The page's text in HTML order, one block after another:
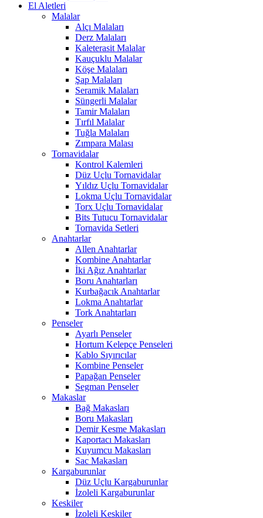
El Aletleri
Malalar
Alçı Malaları
Derz Malaları
Kaleterasit Malalar
Kauçuklu Malalar
Köşe Malaları
Şap Malaları
Seramik Malaları
Süngerli Malalar
Tamir Malaları
Tırfıl Malalar
Tuğla Malaları
Zımpara Malası
Tornavidalar
Kontrol Kalemleri
Düz Uçlu Tornavidalar
Yıldız Uçlu Tornavidalar
Lokma Uçlu Tornavidalar
Torx Uçlu Tornavidalar
Bits Tutucu Tornavidalar
Tornavida Setleri
Anahtarlar
Allen Anahtarlar
Kombine Anahtarlar
İki Ağız Anahtarlar
Boru Anahtarları
Kurbağacık Anahtarlar
Lokma Anahtarlar
Tork Anahtarları
Penseler
Ayarlı Penseler
Hortum Kelepçe Penseleri
Kablo Sıyırıcılar
Kombine Penseler
Papağan Penseler
Segman Penseler
Makaslar
Bağ Makasları
Boru Makasları
Demir Kesme Makasları
Kaportacı Makasları
Kuyumcu Makasları
Sac Makasları
Kargaburunlar
Düz Uçlu Kargaburunlar
İzoleli Kargaburunlar
Keskiler
İzoleli Keskiler